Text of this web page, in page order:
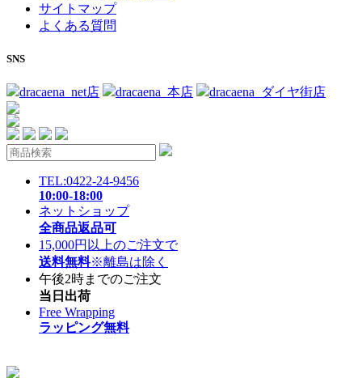
サイトマップ
よくある質問
SNS
dracaena_net店 dracaena_本店 dracaena_ダイヤ街店
TEL:0422-24-9456
10:00-18:00
ネットショップ
全商品返品可
15,000円以上のご注文で
送料無料※離島は除く
午後2時までのご注文
当日出荷
Free Wrapping
ラッピング無料